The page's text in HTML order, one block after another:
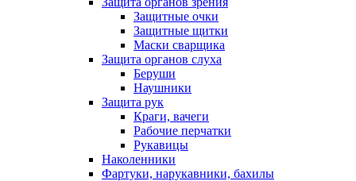
Защитные очки
Защитные щитки
Маски сварщика
Защита органов слуха
Беруши
Наушники
Защита рук
Краги, вачеги
Рабочие перчатки
Рукавицы
Наколенники
Фартуки, нарукавники, бахилы